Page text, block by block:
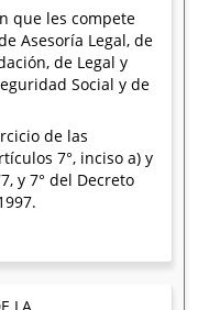
que les compete
Asesoría Legal, de
de Legal y
Social y de
de las
7°, inciso a) y
y 7° del Decreto